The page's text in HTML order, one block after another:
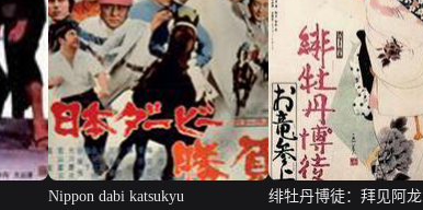
Nippon dabi katsukyu
绯牡丹博徒：拜见阿龙